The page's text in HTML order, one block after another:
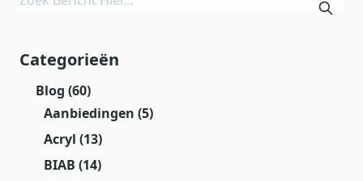
Categorieën
Blog (60)
Aanbiedingen (5)
Acryl (13)
BIAB (14)